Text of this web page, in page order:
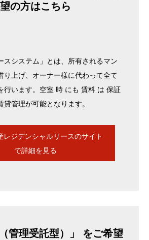
望の方はこちら
スシステム」とは、所有されるマン
り上げ、オーナー様に代わって全て
行います。空室 時 にも 賃料 は 保証
貸管理が可能となります。
レジデンシャルリースのサイト
で詳細を見る
管理受託型）」 をご希望